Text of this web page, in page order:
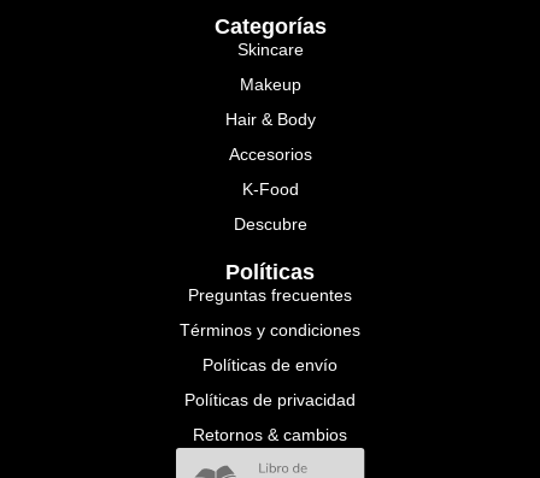
Categorías
Skincare
Makeup
Hair & Body
Accesorios
K-Food
Descubre
Políticas
Preguntas frecuentes
Términos y condiciones
Políticas de envío
Políticas de privacidad
Retornos & cambios